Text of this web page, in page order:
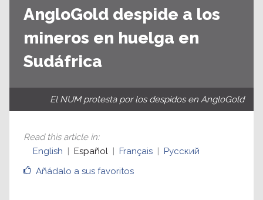
AngloGold despide a los
mineros en huelga en
Sudáfrica
El NUM protesta por los despidos en AngloGold
Añádalo a sus favoritos
Read this article in:
English
Español Français Русский